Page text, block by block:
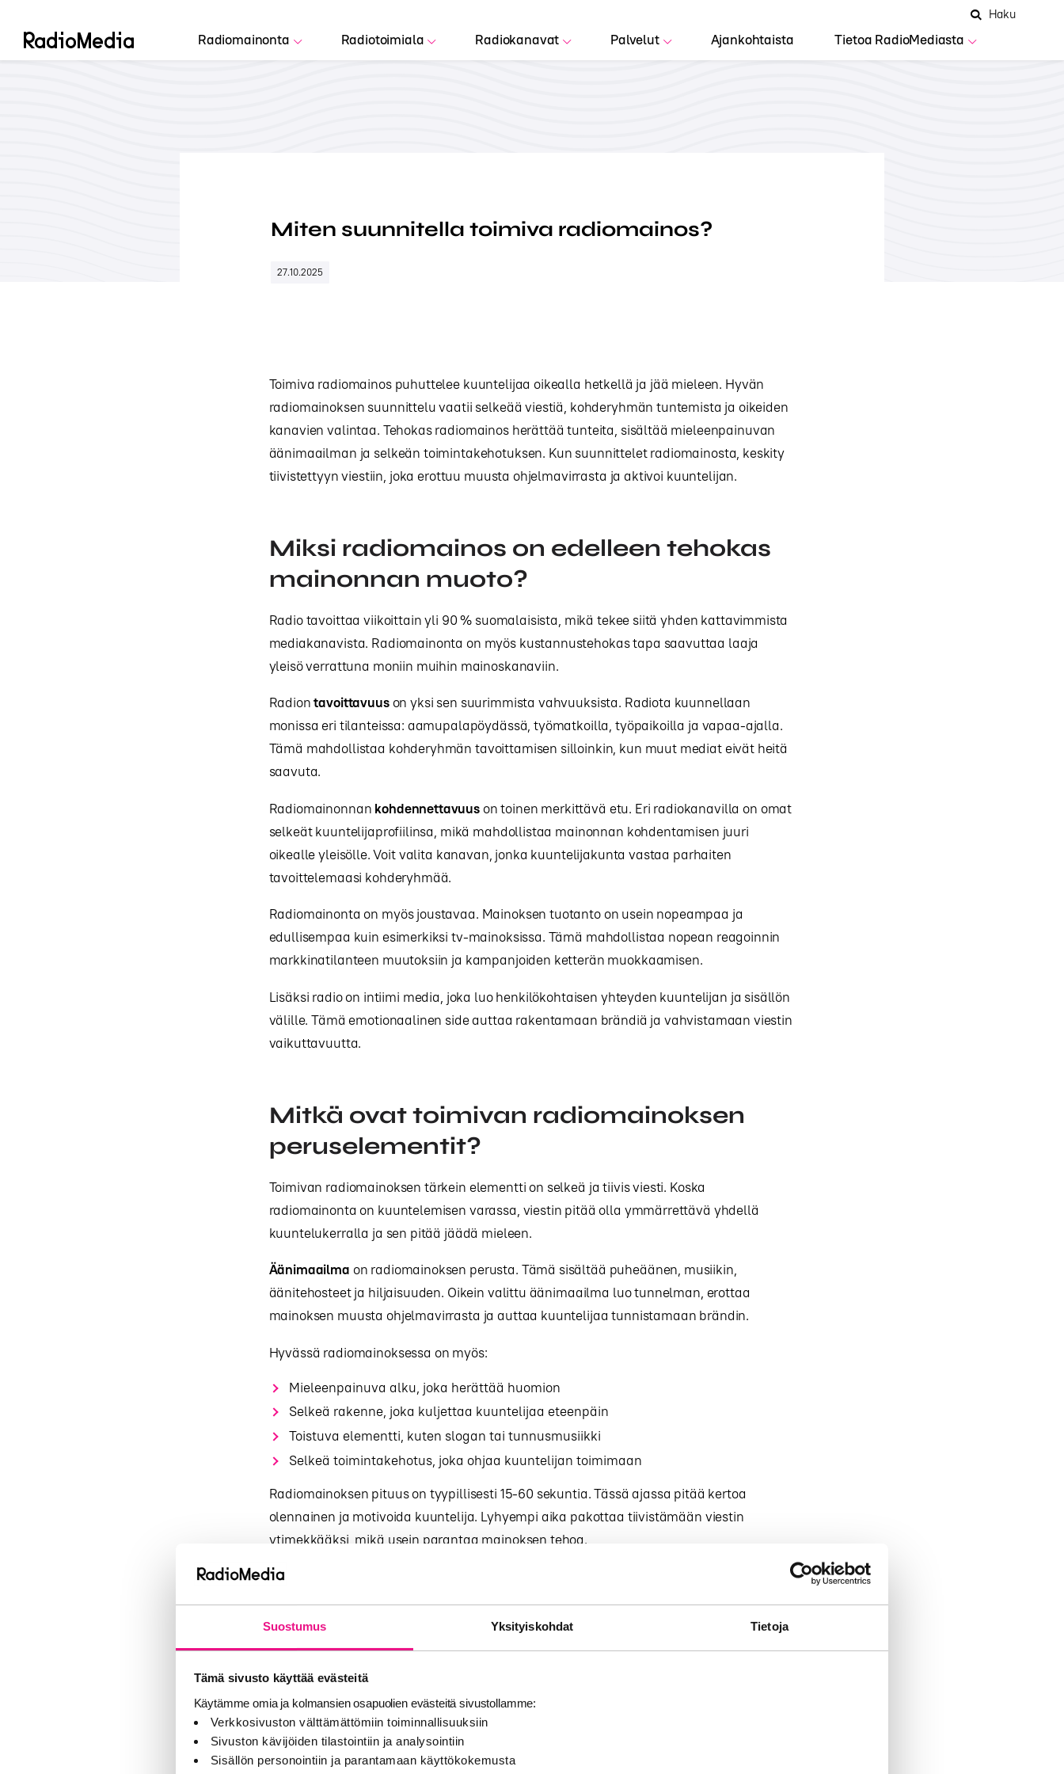
Suostumus Yksityiskohdat Tietoja
Tämä sivusto käyttää evästeitä
Käytämme omia ja kolmansien osapuolien evästeitä sivustollamme:
Verkkosivuston välttämättömiin toiminnallisuuksiin
Sivuston kävijöiden tilastointiin ja analysointiin
Sisällön personointiin ja parantamaan käyttökokemusta
Radiomainonta Radiotoimiala Radiokanavat Palvelut Ajankohtaista Tietoa RadioMediasta
AvaaHaku
Hae
Miten suunnitella toimiva radiomainos?
27.10.2025
Toimiva radiomainos puhuttelee kuuntelijaa oikealla hetkellä ja jää mieleen. Hyvän
radiomainoksen suunnittelu vaatii selkeää viestiä, kohderyhmän tuntemista ja oikeiden
kanavien valintaa. Tehokas radiomainos herättää tunteita, sisältää mieleenpainuvan
äänimaailman ja selkeän toimintakehotuksen. Kun suunnittelet radiomainosta, keskity
tiivistettyyn viestiin, joka erottuu muusta ohjelmavirrasta ja aktivoi kuuntelijan.
Miksi radiomainos on edelleen tehokas
mainonnan muoto?
Radio tavoittaa viikoittain yli 90 % suomalaisista, mikä tekee siitä yhden kattavimmista
mediakanavista. Radiomainonta on myös kustannustehokas tapa saavuttaa laaja
yleisö verrattuna moniin muihin mainoskanaviin.
Radiontavoittavuuson yksi sen suurimmista vahvuuksista. Radiota kuunnellaan
monissa eri tilanteissa: aamupalapöydässä, työmatkoilla, työpaikoilla ja vapaa-ajalla.
Tämä mahdollistaa kohderyhmän tavoittamisen silloinkin, kun muut mediat eivät heitä
saavuta.
Radiomainonnan kohdennettavuus on toinen merkittävä etu. Eri radiokanavilla on omat
selkeät kuuntelijaprofiilinsa, mikä mahdollistaa mainonnan kohdentamisen juuri
oikealle yleisölle. Voit valita kanavan, jonka kuuntelijakunta vastaa parhaiten
tavoittelemaasi kohderyhmää.
Radiomainonta on myös joustavaa. Mainoksen tuotanto on usein nopeampaa ja
edullisempaa kuin esimerkiksi tv-mainoksissa. Tämä mahdollistaa nopean reagoinnin
markkinatilanteen muutoksiin ja kampanjoiden ketterän muokkaamisen.
Lisäksi radio on intiimi media, joka luo henkilökohtaisen yhteyden kuuntelijan ja sisällön
välille. Tämä emotionaalinen side auttaa rakentamaan brändiä ja vahvistamaan viestin
vaikuttavuutta.
Mitkä ovat toimivan radiomainoksen
peruselementit?
Toimivan radiomainoksen tärkein elementti on selkeä ja tiivis viesti. Koska
radiomainonta on kuuntelemisen varassa, viestin pitää olla ymmärrettävä yhdellä
kuuntelukerralla ja sen pitää jäädä mieleen.
Äänimaailma on radiomainoksen perusta. Tämä sisältää puheäänen, musiikin,
äänitehosteet ja hiljaisuuden. Oikein valittu äänimaailma luo tunnelman, erottaa
mainoksen muusta ohjelmavirrasta ja auttaa kuuntelijaa tunnistamaan brändin.
Hyvässä radiomainoksessa on myös:
Mieleenpainuva alku, joka herättää huomion
Selkeä rakenne, joka kuljettaa kuuntelijaa eteenpäin
Toistuva elementti, kuten slogan tai tunnusmusiikki
Selkeä toimintakehotus, joka ohjaa kuuntelijan toimimaan
Radiomainoksen pituus on tyypillisesti 15-60 sekuntia. Tässä ajassa pitää kertoa
olennainen ja motivoida kuuntelija. Lyhyempi aika pakottaa tiivistämään viestin
ytimekkääksi, mikä usein parantaa mainoksen tehoa.
Toisto on myös tärkeä osa radiomainontaa. Sama mainos kuullaan useita kertoja
sääntöjen
Miten kohderyhmä vaikuttaa
radiomainoksen suunnitteluun?
Kohderyhmä määrittää radiomainoksen tyylin, äänensävyn ja sisällön. Eri ikäryhmille,